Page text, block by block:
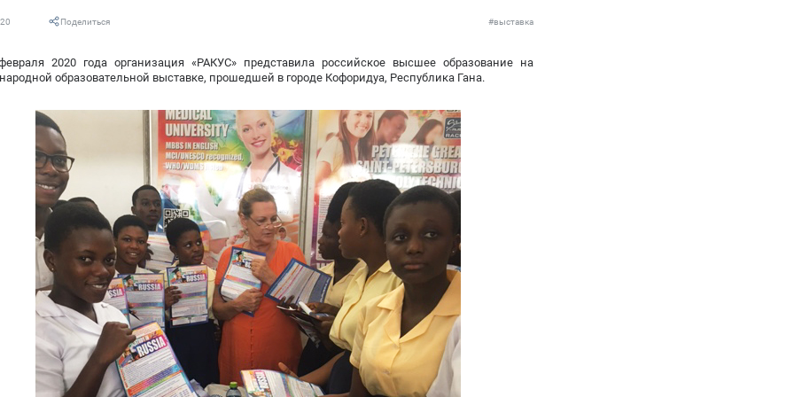
Поделиться #выставка
2020 года организация «РАКУС» представила российское высшее образование на
образовательной выставке, прошедшей в городе Кофоридуа, Республика Гана.